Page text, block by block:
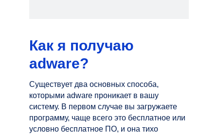
Как я получаю
adware?
Существует два основных способа,
которыми adware проникает в вашу
систему. В первом случае вы загружаете
программу, чаще всего это бесплатное или
условно бесплатное ПО, и она тихо